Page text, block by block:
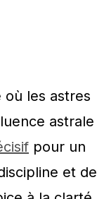
où les astres
astrale
pour un
et de